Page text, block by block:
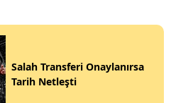
Salah Transferi Onaylanırsa
Tarih Netleşti